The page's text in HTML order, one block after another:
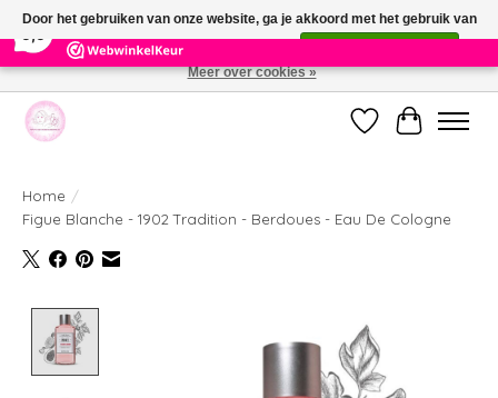
391 Reviews ×
Welkom bij de nieuwe webshop van Parfumerie Marie Rose
Verlanglijst
Home /
Figue Blanche - 1902 Tradition - Berdoues - Eau De Cologne
Door het gebruiken van onze website, ga je akkoord met het gebruik van
cookies om onze website te verbeteren.
Meer over cookies »